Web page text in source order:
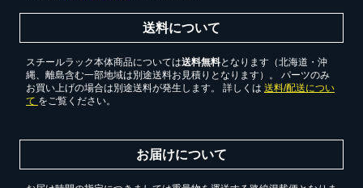
送料について
スチールラック本体商品については送料無料となります（北海道・沖
縄、離島含む一部地域は別途送料お見積りとなります）。 パーツのみ
お買い上げの場合は別途送料が発生します。 詳しくは 送料/配送につい
て をご覧ください。
お届けについて